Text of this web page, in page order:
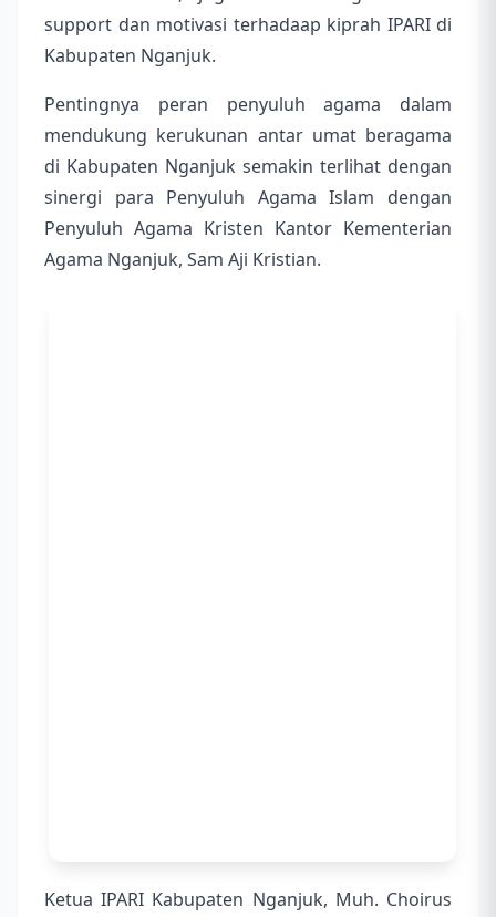
support dan motivasi terhadaap kiprah IPARI di
Kabupaten Nganjuk.
Pentingnya peran penyuluh agama dalam
mendukung kerukunan antar umat beragama
di Kabupaten Nganjuk semakin terlihat dengan
sinergi para Penyuluh Agama Islam dengan
Penyuluh Agama Kristen Kantor Kementerian
Agama Nganjuk, Sam Aji Kristian.
Ketua IPARI Kabupaten Nganjuk, Muh. Choirus